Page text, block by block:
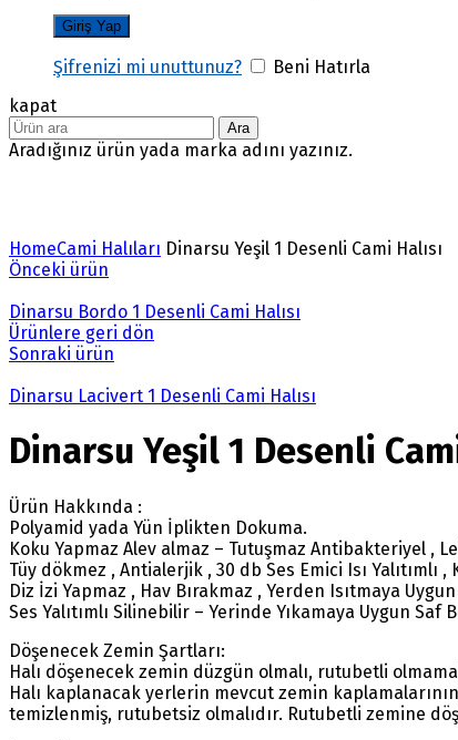
Şifrenizi mi unuttunuz?
Beni Hatırla
kapat
Ara
Aradığınız ürün yada marka adını yazınız.
HomeCami Halıları Dinarsu Yeşil 1 Desenli Cami Halısı
Önceki ürün
Dinarsu Bordo 1 Desenli Cami Halısı
Ürünlere geri dön
Sonraki ürün
Dinarsu Lacivert 1 Desenli Cami Halısı
Dinarsu Yeşil 1 Desenli
Ürün Hakkında :
Polyamid yada Yün İplikten Dokuma.
Koku Yapmaz Alev almaz – Tutuşmaz Antibakteriyel ,
Tüy dökmez , Antialerjik , 30 db Ses Emici Isı Yalıtımlı
Diz İzi Yapmaz , Hav Bırakmaz , Yerden Isıtmaya
Ses Yalıtımlı Silinebilir – Yerinde Yıkamaya Uygun
Döşenecek Zemin Şartları:
Halı döşenecek zemin düzgün olmalı, rutubetli
Halı kaplanacak yerlerin mevcut zemin
temizlenmiş, rutubetsiz olmalıdır. Rutubetli zemine